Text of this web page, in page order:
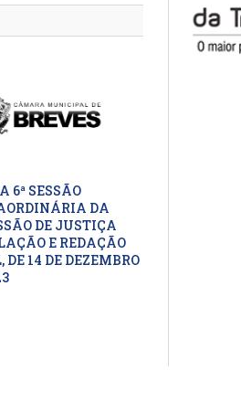
6ª SESSÃO
DA
DE JUSTIÇA
E REDAÇÃO
14 DE DEZEMBRO